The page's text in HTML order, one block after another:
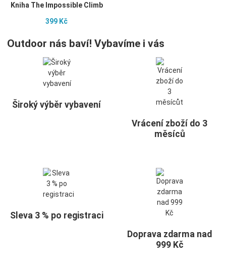
Kniha The Impossible Climb
399 Kč
Outdoor nás baví! Vybavíme i vás
Široký výběr vybavení
Vrácení zboží do 3
měsíců
Sleva 3 % po registraci
Doprava zdarma nad
999 Kč